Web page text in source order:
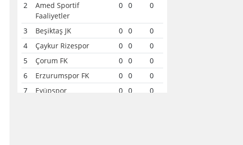
2
Amed Sportif
Faaliyetler
0 0 0
3 Beşiktaş JK 0 0
0
4
Çaykur Rizespor 0 0
0
5
Çorum FK 0 0
0
6
Erzurumspor FK 0 0
0
7
Eyüpspor 0 0
0